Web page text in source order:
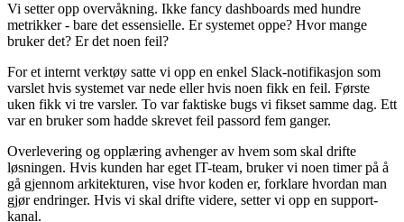
Vi setter opp overvåkning. Ikke fancy dashboards med hundre
metrikker - bare det essensielle. Er systemet oppe? Hvor mange
bruker det? Er det noen feil?
For et internt verktøy satte vi opp en enkel Slack-notifikasjon som
varslet hvis systemet var nede eller hvis noen fikk en feil. Første
uken fikk vi tre varsler. To var faktiske bugs vi fikset samme dag. Ett
var en bruker som hadde skrevet feil passord fem ganger.
Overlevering og opplæring avhenger av hvem som skal drifte
løsningen. Hvis kunden har eget IT-team, bruker vi noen timer på å
gå gjennom arkitekturen, vise hvor koden er, forklare hvordan man
gjør endringer. Hvis vi skal drifte videre, setter vi opp en support-
kanal.